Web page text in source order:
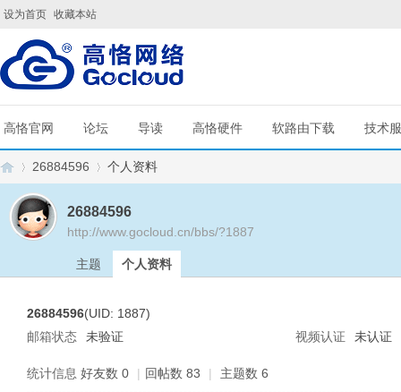
设为首页 收藏本站
高恪官网 论坛 导读 高恪硬件 软路由下载 技术
26884596 个人资料
26884596
http://www.gocloud.cn/bbs/?1887
主题 个人资料
26884596(UID: 1887)
邮箱状态
未验证 视频认证 未认证
统计信息 好友数 0 | 回帖数 83 | 主题数 6